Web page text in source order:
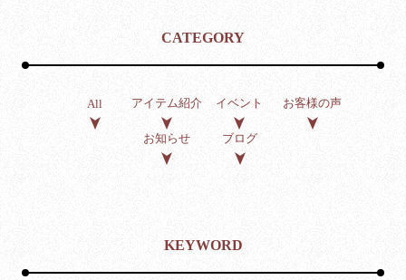
CATEGORY
All アイテム紹介 イベント お客様の声
お知らせ ブログ
KEYWORD